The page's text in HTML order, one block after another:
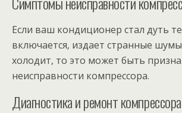
Если ваш кондиционер стал дуть
включается‚ издает странные
холодит‚ то это может быть
неисправности компрессора.
Диагностика и ремонт компрессора